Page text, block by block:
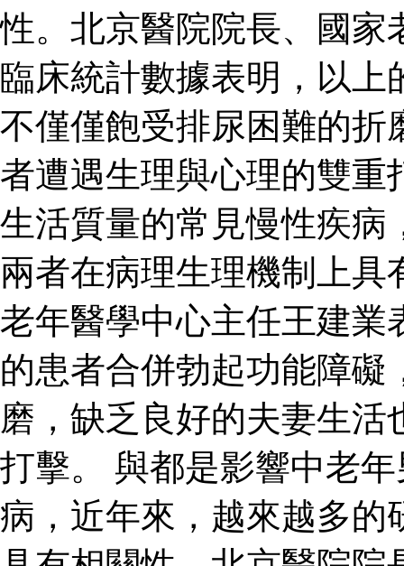
性。北京醫院院長、國家
臨床統計數據表明，以上
不僅僅飽受排尿困難的折
者遭遇生理與心理的雙重
生活質量的常見慢性疾病
兩者在病理生理機制上
老年醫學中心主任王建業
的患者合併勃起功能障
磨，缺乏良好的夫妻生
打擊。 與都是影響中老
病，近年來，越來越多的